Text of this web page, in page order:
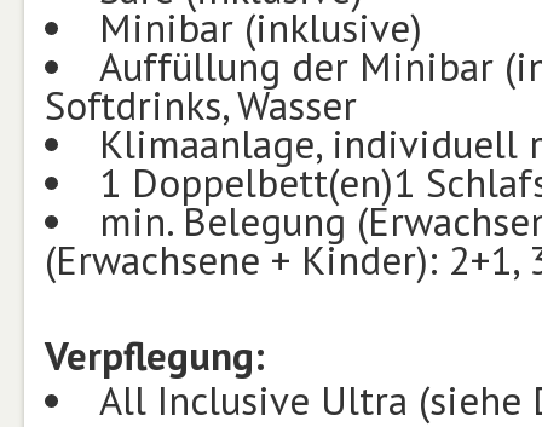
Minibar (inklusive)
Auffüllung der Minibar
Softdrinks, Wasser
Klimaanlage, individuell
1 Doppelbett(en)1
min. Belegung
(Erwachsene + Kinder): 2+1,
Verpflegung:
All Inclusive Ultra (siehe